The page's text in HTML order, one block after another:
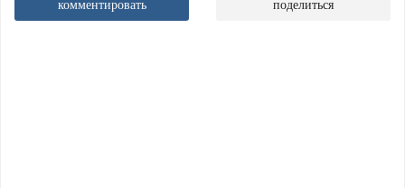
комментировать поделиться